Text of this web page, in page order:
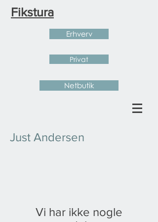
Fikstura
Erhverv
Privat
Netbutik
Just Andersen
Vi har ikke nogle